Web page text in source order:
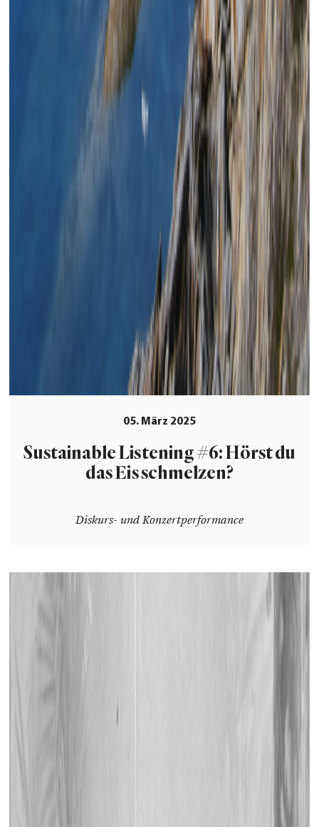
05. März 2025
Sustainable Listening #6: Hörst du
das Eis schmelzen?
Diskurs- und Konzertperformance